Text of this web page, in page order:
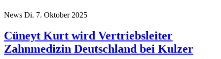
News Di. 7. Oktober 2025
Cüneyt Kurt wird Vertriebsleiter
Zahnmedizin Deutschland bei Kulzer